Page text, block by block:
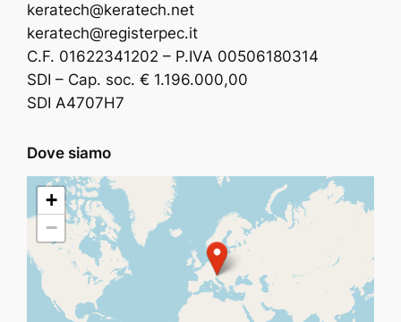
keratech@keratech.net
keratech@registerpec.it
C.F. 01622341202 – P.IVA 00506180314
SDI – Cap. soc. € 1.196.000,00
SDI A4707H7
Dove siamo
+
−